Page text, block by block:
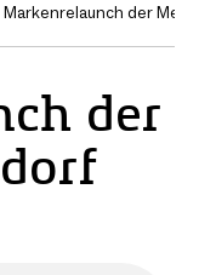
Markenrelaunch der
der